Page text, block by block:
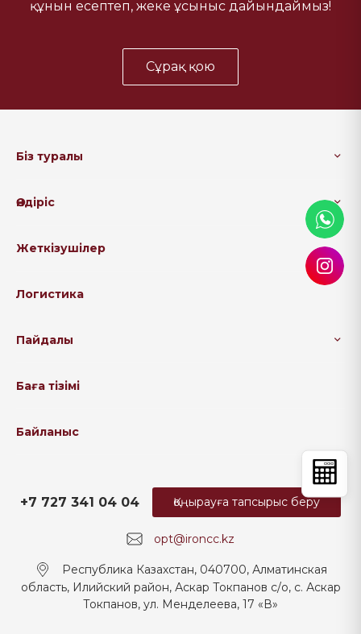
құнын есептеп, жеке ұсыныс дайындаймыз!
Сұрақ қою
Біз туралы
Өндіріс
Жеткізушілер
Логистика
Пайдалы
Баға тізімі
Байланыс
opt@ironcc.kz
+7 727 341 04 04
Республика Казахстан, 040700, Алматинская
область, Илийский район, Аскар Токпанов с/о, с. Аскар
Токпанов, ул. Менделеева, 17 «В»
Қоңырауға тапсырыс беру